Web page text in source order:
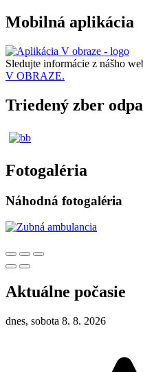
Mobilná aplikácia
Sledujte informácie z nášho
V OBRAZE.
Triedený zber
Fotogaléria
Náhodná fotogaléria
Aktuálne počasie
dnes, sobota 8. 8. 2026